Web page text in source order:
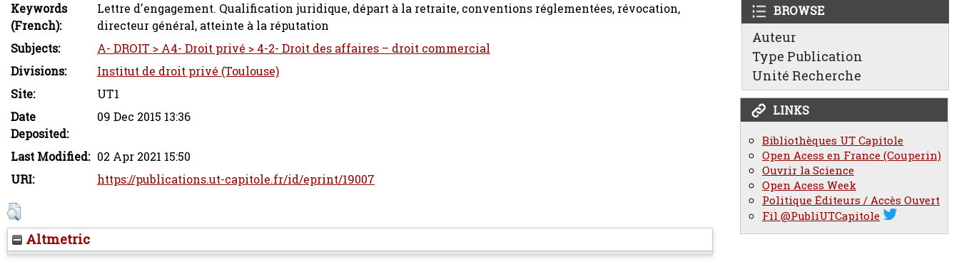
BROWSE
Auteur
Type Publication
Unité Recherche
LINKS
Bibliothèques UT Capitole
Open Acess en France (Couperin)
Ouvrir la Science
Open Acess Week
Politique Éditeurs / Accès Ouvert
Fil @PubliUTCapitole
Keywords
(French):
Lettre d'engagement. Qualification juridique, départ à la retraite, conventions réglementées, révocation,
directeur général, atteinte à la réputation
Subjects:
A- DROIT > A4- Droit privé > 4-2- Droit des affaires – droit commercial
Divisions:
Institut de droit privé (Toulouse)
Site:
UT1
Date
Deposited:
09 Dec 2015 13:36
Last Modified: 02 Apr 2021 15:50
URI:
https://publications.ut-capitole.fr/id/eprint/19007
Altmetric